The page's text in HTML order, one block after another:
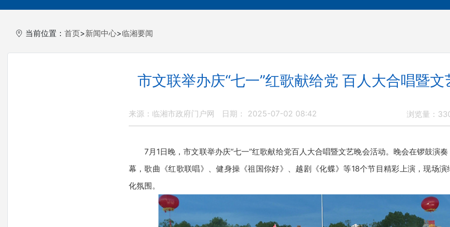
当前位置： 首页>新闻中心>临湘要闻
市文联举办庆“七一”红歌献给党 百人大合唱暨文
来源：临湘市政府门户网 日期： 2025-07-02 08:42 浏览量：
7月1日晚，市文联举办庆“七一”红歌献给党百人大合唱暨文艺晚会活动。晚会在锣鼓演
幕，歌曲《红歌联唱》、健身操《祖国你好》、越剧《化蝶》等18个节目精彩上演，现场
化氛围。